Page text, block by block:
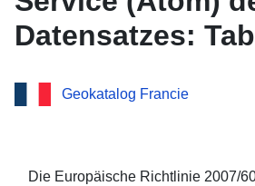
Datensatzes:
Zusammenhang
Geokatalog Francie
Die Europäische Richtlinie 2007/